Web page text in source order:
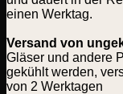
einen Werktag.
Versand von
Gläser und andere
gekühlt werden,
von 2 Werktagen